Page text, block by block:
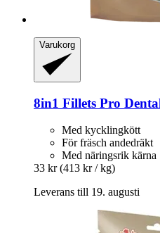
Varukorg
8in1 Fillets Pro
Med kycklingkött
För fräsch andedräkt
Med näringsrik kärna
33 kr (413 kr / kg)
Leverans till 19. augusti